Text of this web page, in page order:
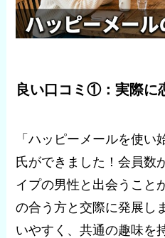
良い口コミ①：実際に
「ハッピーメールを使い
氏ができました！会員数
イプの男性と出会うこと
の合う方と交際に発展し
いやすく、共通の趣味を